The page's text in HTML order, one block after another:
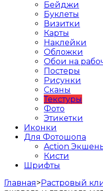
Бейджи
Буклеты
Визитки
Карты
Наклейки
Обложки
Обои на
Постеры
Рисунки
Сканы
Текстуры
Фото
Этикетки
Иконки
Для Фотошопа
Action
Кисти
Шрифты
Главная>Растровый